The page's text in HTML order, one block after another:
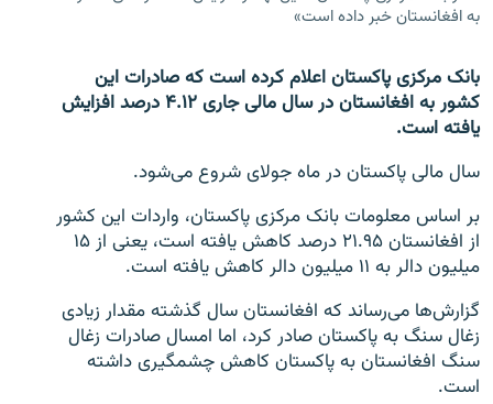
همۀ سایت‌های رادیو آزادی/ رادیو اروپای آزاد
به افغانستان خبر داده است»
بانک مرکزی پاکستان اعلام کرده است که صادرات این
کشور به افغانستان در سال مالی جاری ۴.۱۲ درصد افزایش
یافته است.
سال مالی پاکستان در ماه جولای شروع می‌شود.
بر اساس معلومات بانک مرکزی پاکستان، واردات این کشور
از افغانستان ۲۱.۹۵ درصد کاهش یافته است، یعنی از ۱۵
میلیون دالر به ۱۱ میلیون دالر کاهش یافته است.
گزارش‌ها می‌رساند که افغانستان سال گذشته مقدار زیادی
زغال سنگ به پاکستان صادر کرد، اما امسال صادرات زغال
سنگ افغانستان به پاکستان کاهش چشمگیری داشته
است.